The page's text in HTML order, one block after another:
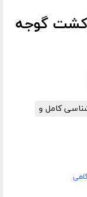
گوجه
شناسی کامل و